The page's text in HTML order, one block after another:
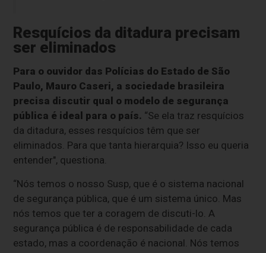
Resquícios da ditadura precisam
ser eliminados
Para o ouvidor das Polícias do Estado de São
Paulo, Mauro Caseri, a sociedade brasileira
precisa discutir qual o modelo de segurança
pública é ideal para o país. “Se ela traz resquícios
da ditadura, esses resquícios têm que ser
eliminados. Para que tanta hierarquia? Isso eu queria
entender", questiona.
“Nós temos o nosso Susp, que é o sistema nacional
de segurança pública, que é um sistema único. Mas
nós temos que ter a coragem de discuti-lo. A
segurança pública é de responsabilidade de cada
estado, mas a coordenação é nacional. Nós temos